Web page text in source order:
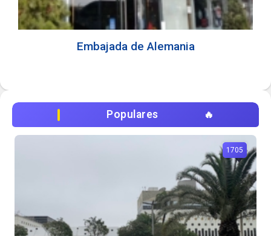
Embajada de Alemania
Populares
1705